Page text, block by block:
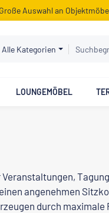
Auswahl an
Alle Kategorien
LOUNGEMÖBEL
angenehmen
durch